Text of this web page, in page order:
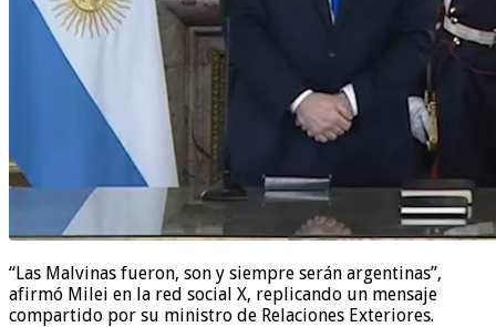
“Las Malvinas fueron, son y siempre serán argentinas”,
afirmó Milei en la red social X, replicando un mensaje
compartido por su ministro de Relaciones Exteriores.